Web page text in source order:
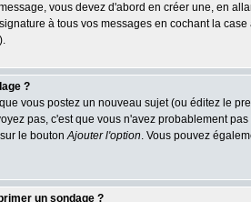
vous devez d'abord en créer une, en
à tous vos messages en cochant la
?
vous postez un nouveau sujet (ou éditez le
pas, c'est que vous n'avez probablement
le boutonAjouter l'option. Vous pouvez
un sondage ?